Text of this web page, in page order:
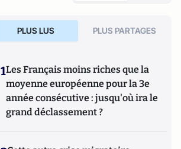
PLUS LUS PLUS PARTAGES
1Les Français moins riches que la
moyenne européenne pour la 3e
année consécutive : jusqu'où ira le
grand déclassement ?